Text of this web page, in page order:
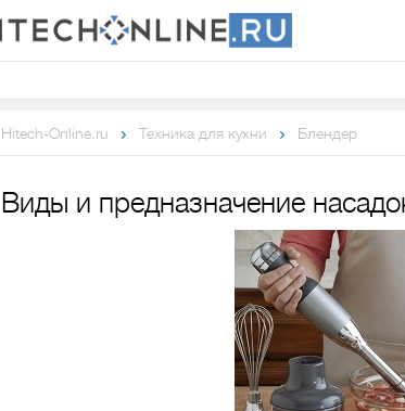
Hitech-Online.ru Техника для кухни Блендер
Виды и предназначение